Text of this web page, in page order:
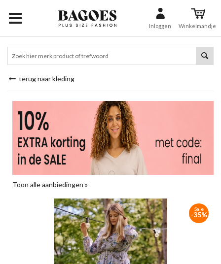
Inloggen Winkelmandje
terug naar kleding
Toon alle aanbiedingen »
Sale
-35%